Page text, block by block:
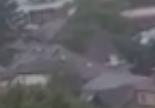
Foto1/43:Rapid - UTA Foto Raed Krishan